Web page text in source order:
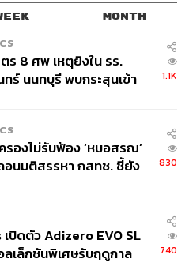
MONTH
ร 8 ศพ เหตุยิงใน รร.
ทร์ นนทบุรี พบกระสุนเข้า
1.1K
รองไม่รับฟ้อง ‘หมอสรณ’
อนมติสรรหา กสทช. ชี้ยัง
830
ปิดตัว Adizero EVO SL
ลเล็กชันพิเศษรับฤดูกาล
740